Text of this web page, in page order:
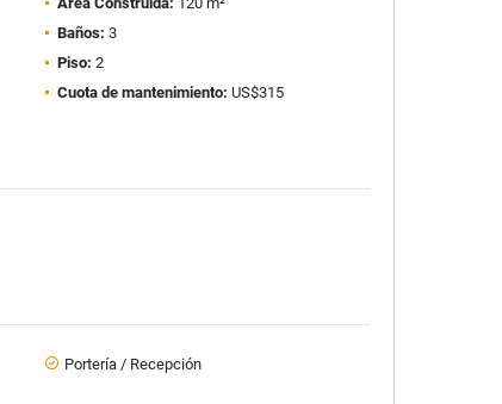
Baños: 3
Piso: 2
Cuota de mantenimiento: US$315
Portería / Recepción